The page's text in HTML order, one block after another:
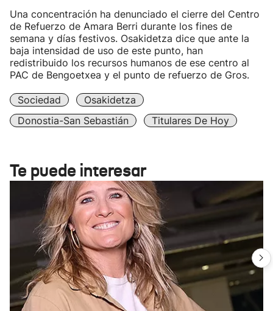
Una concentración ha denunciado el cierre del Centro
de Refuerzo de Amara Berri durante los fines de
semana y días festivos. Osakidetza dice que ante la
baja intensidad de uso de este punto, han
redistribuido los recursos humanos de ese centro al
PAC de Bengoetxea y el punto de refuerzo de Gros.
Sociedad
Osakidetza
Donostia-San Sebastián
Titulares De Hoy
Te puede interesar